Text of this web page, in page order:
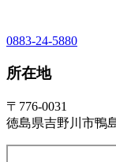
0883-24-5880
所在地
〒776-0031
徳島県吉野川市鴨